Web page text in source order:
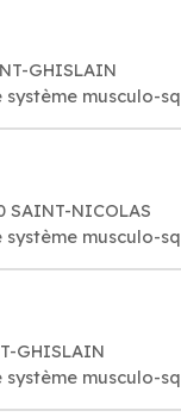
GHISLAIN
système musculo-
SAINT-NICOLAS
système musculo-
GHISLAIN
système musculo-